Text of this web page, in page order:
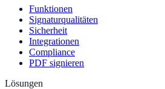
Funktionen
Signaturqualitäten
Sicherheit
Integrationen
Compliance
PDF signieren
Lösungen